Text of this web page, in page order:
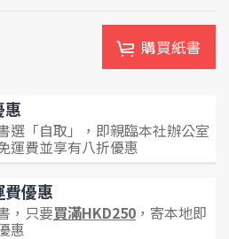
購買紙書
惠
選「自取」，即親臨本社辦公室
運費並享有八折優惠
優惠
，只要買滿HKD250 ，寄本地即
惠